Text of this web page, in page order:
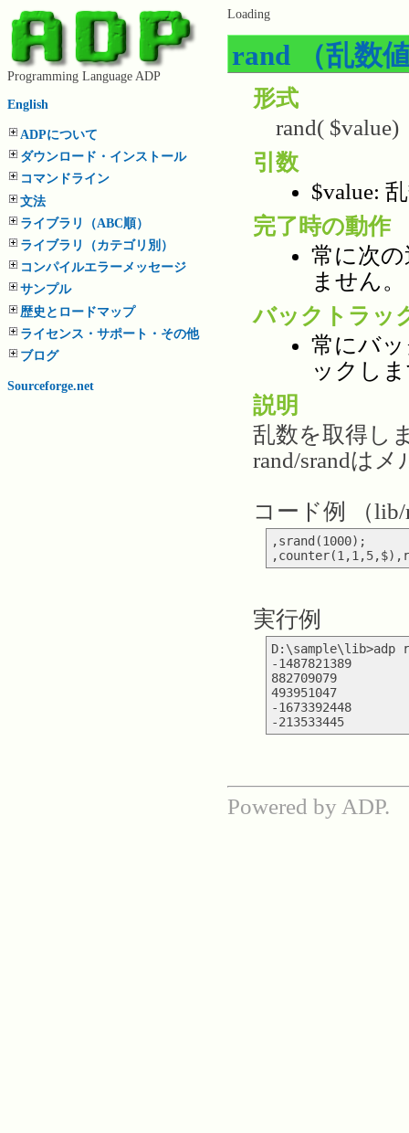
Programming Language ADP
English
ADPについて
ダウンロード・インストール
コマンドライン
文法
ライブラリ（ABC順）
ライブラリ（カテゴリ別）
コンパイルエラーメッセージ
サンプル
歴史とロードマップ
ライセンス・サポート・その他
ブログ
Sourceforge.net
Loading
rand （乱数
形式
rand( $value)
引数
$value:
完了時の動作
常に次
ません。
バックトラッ
常にバ
ックし
説明
乱数を取得し
rand/srandは
コード例 （lib/
,srand(1000);
実行例
D:\sample\lib>adp
-1487821389
882709079
493951047
-1673392448
Powered by ADP.